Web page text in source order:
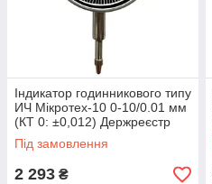
Індикатор годинникового типу
ИЧ Мікротех-10 0-10/0.01 мм
(КТ 0: ±0,012) Держреєстр
№У1987-95, Україна
Під замовлення
2 293 ₴